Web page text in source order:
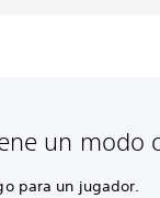
un modo
para un jugador.